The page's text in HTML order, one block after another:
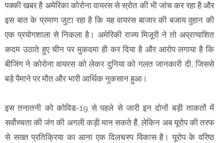
पक्की खबर है अमेरिका कोरोना वायरस से स्रोत की भी जांच कर रहा है और
इस बात के प्रमाण जुटा रहा है कि यह वायरस बाजार की बजाय वुहान की
एक प्रयोगशाला से निकला है। अमेरिकी राज्य मिजूरी ने तो अप्रत्याशित
कदम उठाते हुए चीन पर मुकदमा ही कर दिया है और आरोप लगाया है कि
बीजिंग ने कोरोना वायरस को लेकर दुनिया को गलत जानकारी दी, जिससे
बड़े पैमाने पर मौत और भारी आर्थिक नुकसान हुआ।
इस तनातनी को कोविड-19 से पहले से जारी इन दोनों बड़ी ताकतों में
सर्वोच्चता की जंग की अगली कड़ी मान सकते हैं, लेकिन अब यूरोप की तरफ
से सख्त प्रतिक्रिया का आना एक दिलचस्प विकास है। यूरोप के वरिष्ठ